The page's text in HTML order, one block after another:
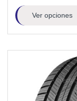
Ver opciones